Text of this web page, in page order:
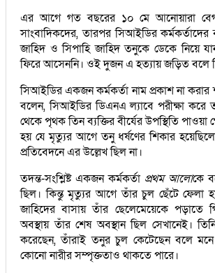
এর আগে গত বছরের ১০ মে আনোয়ারা
সাংবাদিকদের, তারপর সিআইডির কর্মকর্তাদের
জাহিদ ও সিপাহি জাহিদ তনুকে ডেকে নিয়ে
ফিরে আসেননি। ওই দুজন এ হত্যায় জড়িত বলে
সিআইডির একজন কর্মকর্তা নাম প্রকাশ না করার
বলেন, সিআইডির ডিএনএ ল্যাবে পরীক্ষা
থেকে পৃথক তিন ব্যক্তির বীর্যের উপস্থিতি পাওয়া
হয় যে মৃত্যুর আগে তনু ধর্ষণের শিকার
প্রতিবেদনে এর উল্লেখ ছিল না।
তদন্ত-সংশ্লিষ্ট একজন কর্মকর্তা প্রথম আলোকে
ছিল। কিন্তু মৃত্যুর আগে তাঁর চুল ছেঁটে ফেলা
জাহিদের বাসায় তাঁর ছেলেমেয়েকে পড়াতে
অবস্থায় তাঁর শেষ অবস্থান ছিল সেখানেই।
করেছেন, তাঁরাই তনুর চুল কেটেছেন বলে
কোনো নারীর সম্পৃক্ততাও থাকতে পারে।